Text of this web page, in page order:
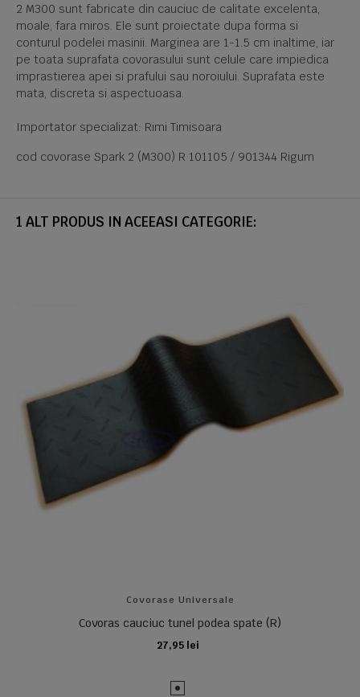
2 M300 sunt fabricate din cauciuc de calitate excelenta,
moale, fara miros. Ele sunt proiectate dupa forma si
conturul podelei masinii. Marginea are 1-1.5 cm inaltime, iar
pe toata suprafata covorasului sunt celule care impiedica
imprastierea apei si prafului sau noroiului. Suprafata este
mata, discreta si aspectuoasa.
Importator specializat: Rimi Timisoara
cod covorase Spark 2 (M300) R 101105 / 901344 Rigum
1 ALT PRODUS IN ACEEASI CATEGORIE:
Covorase Universale
Covoras cauciuc tunel podea spate (R)
27,95 lei
ADAUGA IN COS